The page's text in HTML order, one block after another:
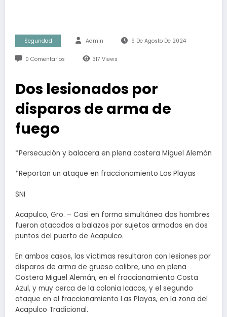
Seguridad Admin 9 De Agosto De 2024
0 Comentarios 317 Views
Dos lesionados por
disparos de arma de
fuego
*Persecución y balacera en plena costera Miguel Alemán
*Reportan un ataque en fraccionamiento Las Playas
SNI
Acapulco, Gro. – Casi en forma simultánea dos hombres
fueron atacados a balazos por sujetos armados en dos
puntos del puerto de Acapulco.
En ambos casos, las víctimas resultaron con lesiones por
disparos de arma de grueso calibre, uno en plena
Costera Miguel Alemán, en el fraccionamiento Costa
Azul, y muy cerca de la colonia Icacos, y el segundo
ataque en el fraccionamiento Las Playas, en la zona del
Acapulco Tradicional.